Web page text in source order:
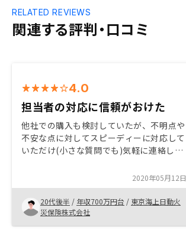
関連する評判・口コミ
RELATED REVIEWS
4.0
担当者の対応に信頼がおけた
他社での購入も検討していたが、不明点や
不安な点に対してスピーディーに対応して
いただけ(小さな質問でも)気軽に連絡して
2020年05月12日
20代後半 / 年収700万円台 / 東京海上日動火
災保険株式会社